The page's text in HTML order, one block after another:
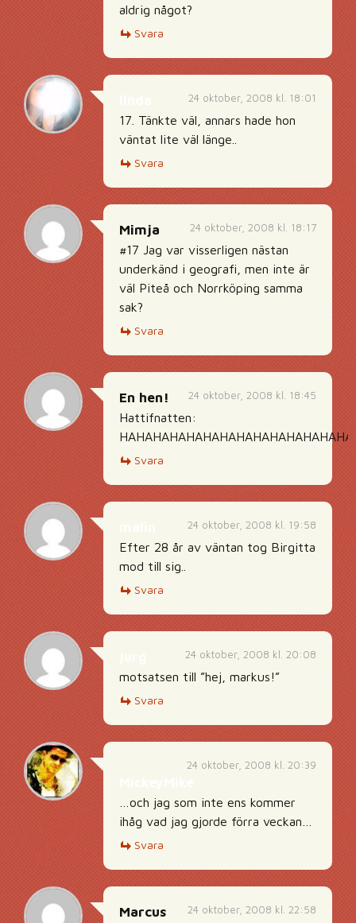
aldrig något?
Svara
24 oktober, 2008 kl. 18:01
17. Tänkte väl, annars hade hon
väntat lite väl länge..
Svara
24 oktober, 2008 kl. 18:17
Mimja
#17 Jag var visserligen nästan
underkänd i geografi, men inte är
väl Piteå och Norrköping samma
sak?
Svara
24 oktober, 2008 kl. 18:45
En hen!
Hattifnatten:
Svara
24 oktober, 2008 kl. 19:58
Efter 28 år av väntan tog Birgitta
mod till sig..
Svara
24 oktober, 2008 kl. 20:08
motsatsen till ”hej, markus!”
Svara
24 oktober, 2008 kl. 20:39
…och jag som inte ens kommer
ihåg vad jag gjorde förra veckan…
Svara
24 oktober, 2008 kl. 22:58
Marcus